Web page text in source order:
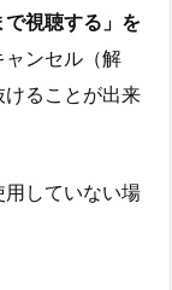
で視聴する」を
ンセル（解
ることが出来
用していない場